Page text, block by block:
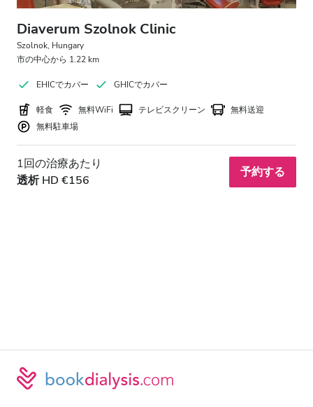
Diaverum Szolnok Clinic
Szolnok, Hungary
市の中心から 1.22 km
EHICでカバー GHICでカバー
軽食 無料WiFi テレビスクリーン
無料送迎
無料駐車場
1回の治療あたり
透析 HD €156
予約する